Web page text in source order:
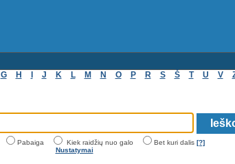
G H J K L M N O P R S Š T U V
Pabaiga Kiek raidžių nuo galo Bet kuri dalis [?]
Nustatymai